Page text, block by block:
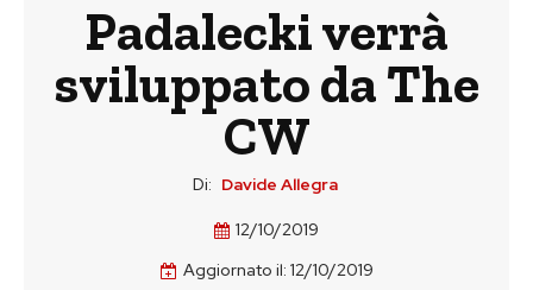
Padalecki verrà
sviluppato da The
CW
Di: Davide Allegra
12/10/2019
Aggiornato il: 12/10/2019